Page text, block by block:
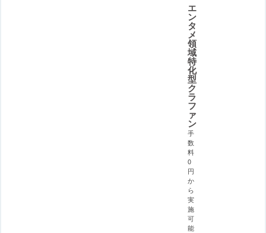
エ
ン
タ
メ
領
域
特
化
型
ク
ラ
フ
ァ
ン
手
数
料
0
円
か
ら
実
施
可
能